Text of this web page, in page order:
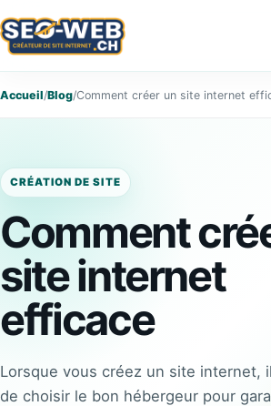
Accueil/Blog/Comment créer un site internet
CRÉATION DE SITE
Comment
site internet
efficace
Lorsque vous créez un site internet,
de choisir le bon hébergeur pour